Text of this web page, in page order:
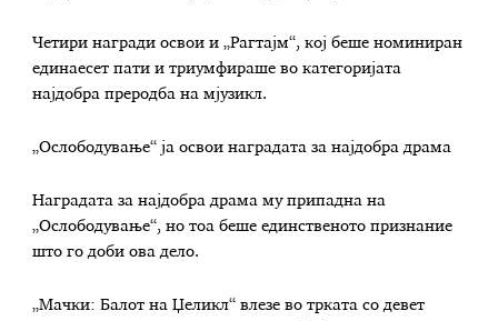
Четири награди освои и „Рагтајм“, кој беше номиниран
единаесет пати и триумфираше во категоријата
најдобра преродба на мјузикл.
„Ослободување“ ја освои наградата за најдобра драма
Наградата за најдобра драма му припадна на
„Ослободување“, но тоа беше единственото признание
што го доби ова дело.
„Мачки: Балот на Џеликл“ влезе во трката со девет